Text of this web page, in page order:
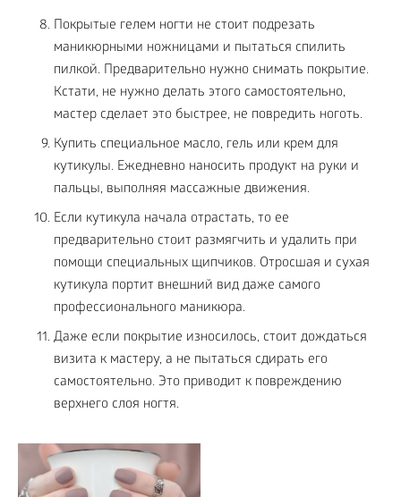
Покрытые гелем ногти не стоит подрезать
маникюрными ножницами и пытаться спилить
пилкой. Предварительно нужно снимать покрытие.
Кстати, не нужно делать этого самостоятельно,
мастер сделает это быстрее, не повредить ноготь.
Купить специальное масло, гель или крем для
кутикулы. Ежедневно наносить продукт на руки и
пальцы, выполняя массажные движения.
Если кутикула начала отрастать, то ее
предварительно стоит размягчить и удалить при
помощи специальных щипчиков. Отросшая и сухая
кутикула портит внешний вид даже самого
профессионального маникюра.
Даже если покрытие износилось, стоит дождаться
визита к мастеру, а не пытаться сдирать его
самостоятельно. Это приводит к повреждению
верхнего слоя ногтя.